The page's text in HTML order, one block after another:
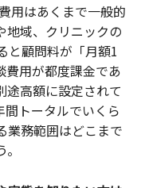
用はあくまで一般的
地域、クリニックの
と顧問料が「月額1
費用が都度課金であ
途高額に設定されて
間トータルでいくら
業務範囲はどこまで